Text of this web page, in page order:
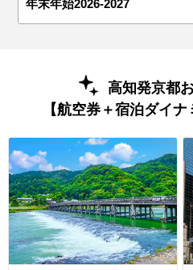
年末年始2026-2027
高知発京都
【航空券＋宿泊ダイナ